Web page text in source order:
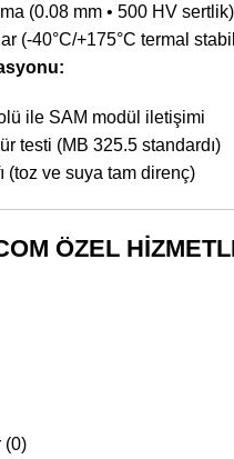
(0.08 mm • 500 HV sertlik)
(-40°C/+175°C termal
ile SAM modül iletişimi
testi (MB 325.5 standardı)
(toz ve suya tam direnç)
ÖZEL
(0)